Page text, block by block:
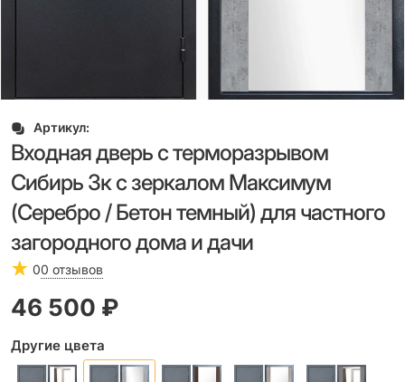
Артикул:
Входная дверь с терморазрывом
Сибирь 3к с зеркалом Максимум
(Серебро / Бетон темный) для частного
загородного дома и дачи
00 отзывов
46 500 ₽
Другие цвета